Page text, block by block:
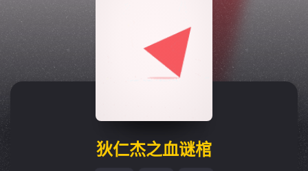
暂无观看影片的记录
狄仁杰之血谜棺